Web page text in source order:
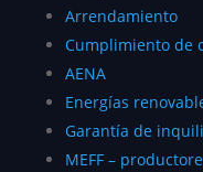
Arrendamiento
Cumplimiento de
AENA
Energías
Garantía de
MEFF –